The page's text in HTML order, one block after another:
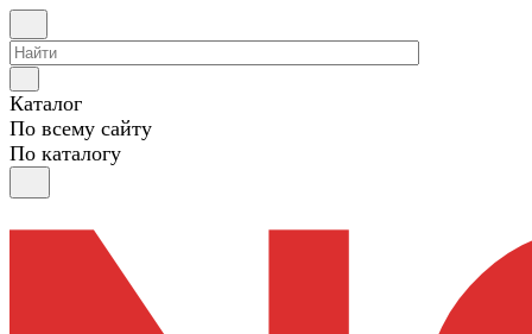
Каталог
По всему сайту
По каталогу